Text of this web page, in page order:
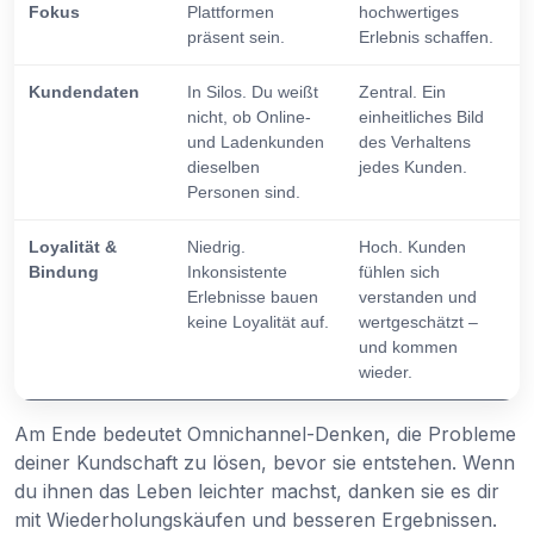
Fokus
Plattformen
präsent sein.
hochwertiges
Erlebnis schaffen.
Kundendaten
In Silos. Du weißt
nicht, ob Online-
und Ladenkunden
dieselben
Personen sind.
Zentral. Ein
einheitliches Bild
des Verhaltens
jedes Kunden.
Loyalität &
Bindung
Niedrig.
Inkonsistente
Erlebnisse bauen
keine Loyalität auf.
Hoch. Kunden
fühlen sich
verstanden und
wertgeschätzt –
und kommen
wieder.
Am Ende bedeutet Omnichannel-Denken, die Probleme
deiner Kundschaft zu lösen, bevor sie entstehen. Wenn
du ihnen das Leben leichter machst, danken sie es dir
mit Wiederholungskäufen und besseren Ergebnissen.